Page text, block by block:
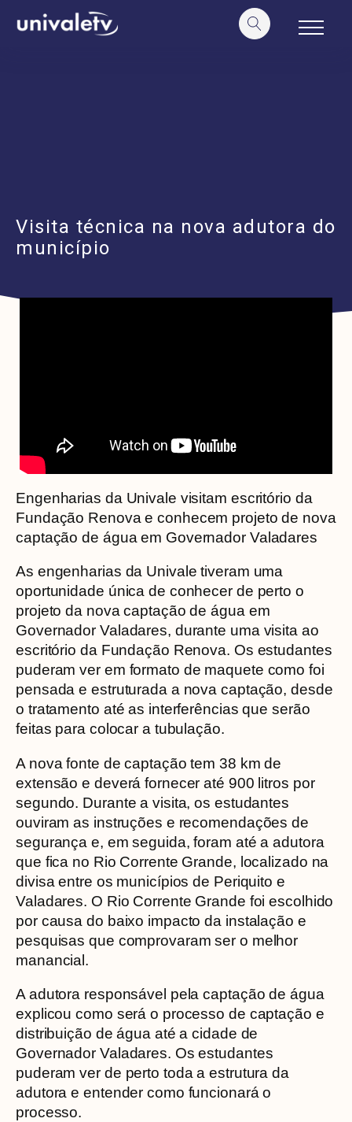
conteúdo
Visita técnica na nova adutora do
município
Engenharias da Univale visitam escritório da
Fundação Renova e conhecem projeto de nova
captação de água em Governador Valadares
As engenharias da Univale tiveram uma
oportunidade única de conhecer de perto o
projeto da nova captação de água em
Governador Valadares, durante uma visita ao
escritório da Fundação Renova. Os estudantes
puderam ver em formato de maquete como foi
pensada e estruturada a nova captação, desde
o tratamento até as interferências que serão
feitas para colocar a tubulação.
A nova fonte de captação tem 38 km de
extensão e deverá fornecer até 900 litros por
segundo. Durante a visita, os estudantes
ouviram as instruções e recomendações de
segurança e, em seguida, foram até a adutora
que fica no Rio Corrente Grande, localizado na
divisa entre os municípios de Periquito e
Valadares. O Rio Corrente Grande foi escolhido
por causa do baixo impacto da instalação e
pesquisas que comprovaram ser o melhor
manancial.
A adutora responsável pela captação de água
explicou como será o processo de captação e
distribuição de água até a cidade de
Governador Valadares. Os estudantes
puderam ver de perto toda a estrutura da
adutora e entender como funcionará o
processo.